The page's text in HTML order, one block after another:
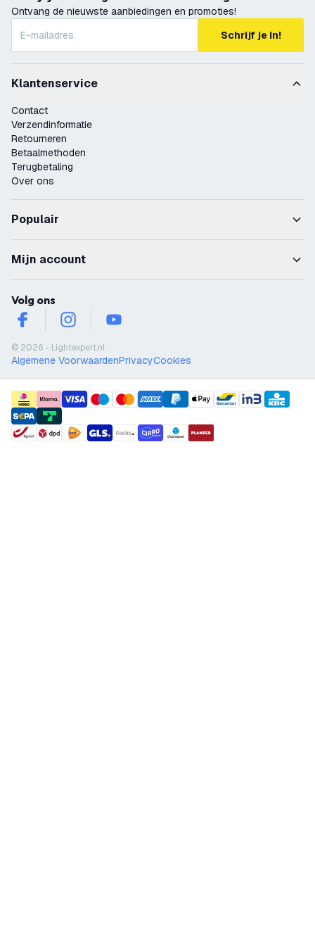
Ontvang de nieuwste aanbiedingen en promoties!
Schrijf je in!
Klantenservice
Contact
Verzendinformatie
Retourneren
Betaalmethoden
Terugbetaling
Over ons
Populair
Mijn account
Volg ons
facebookinstagramyoutube
© 2026 - Lightexpert.nl
Algemene VoorwaardenPrivacyCookies
payment methods
shipment methods